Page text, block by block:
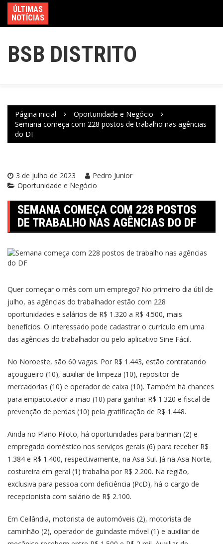
ÚLTIMAS
NOTÍCIAS
BSB DISTRITO
Página inicial
Oportunidade e Negócio
Semana começa com 228 postos de trabalho nas agências
do DF
3 de julho de 2023
Pedro Junior
Oportunidade e Negócio
SEMANA COMEÇA COM 228 POSTOS
DE TRABALHO NAS AGÊNCIAS DO DF
Quer começar o mês com um emprego? No primeiro dia útil de
julho, as agências do trabalhador estão com 228
oportunidades e salários de R$ 1.320 a R$ 4.500, mais
benefícios. O interessado pode cadastrar o currículo em uma
das agências do trabalhador ou pelo aplicativo Sine Fácil.
No Noroeste, são 60 vagas. Por R$ 1.443, estão contratando
açougueiro (10), auxiliar de limpeza (10), repositor de
mercadorias (10) e operador de caixa (10). Também há chances
para empacotador a mão (10) para ganhar R$ 1.320 e fiscal de
prevenção de perdas (10) pela gratificação de R$ 1.448.
Ainda no Plano Piloto, há oportunidades para barman (2) e
empregado doméstico nos serviços gerais (6) para receber R$
1.384 e R$ 1.400, respectivamente, na Asa Sul. Já na Asa Norte,
costureira em geral (1) trabalha por R$ 2.200. Na região,
exclusiva para pessoa com deficiência (PcD), há o cargo de
recepcionista com salário de R$ 2.100.
Em Ceilândia, motorista de automóveis (2), motorista de
caminhão (2), operador de guindaste móvel (1) e auxiliar de